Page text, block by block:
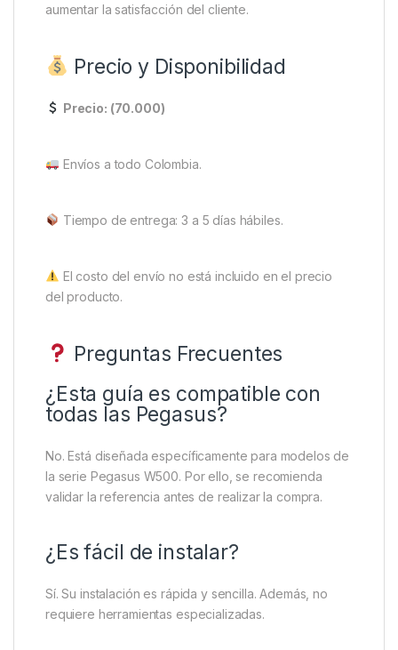
aumentar la satisfacción del cliente.
Precio y Disponibilidad
Precio: (70.000)
Envíos a todo Colombia.
Tiempo de entrega: 3 a 5 días hábiles.
El costo del envío no está incluido en el precio
del producto.
Preguntas Frecuentes
¿Esta guía es compatible con
todas las Pegasus?
No. Está diseñada específicamente para modelos de
la serie Pegasus W500. Por ello, se recomienda
validar la referencia antes de realizar la compra.
¿Es fácil de instalar?
Sí. Su instalación es rápida y sencilla. Además, no
requiere herramientas especializadas.